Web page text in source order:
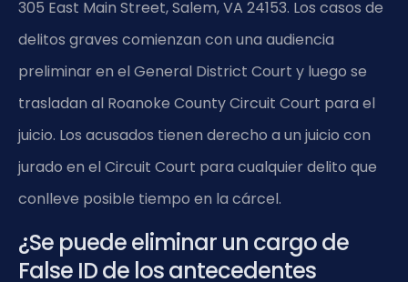
305 East Main Street, Salem, VA 24153. Los casos de
delitos graves comienzan con una audiencia
preliminar en el General District Court y luego se
trasladan al Roanoke County Circuit Court para el
juicio. Los acusados tienen derecho a un juicio con
jurado en el Circuit Court para cualquier delito que
conlleve posible tiempo en la cárcel.
¿Se puede eliminar un cargo de
False ID de los antecedentes